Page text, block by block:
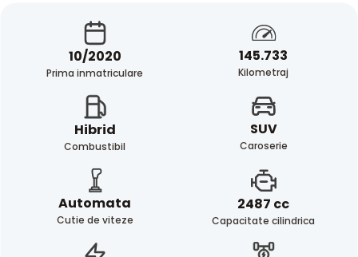
10/2020
Prima inmatriculare
145.733
Kilometraj
Hibrid
Combustibil
SUV
Caroserie
Automata
Cutie de viteze
2487 cc
Capacitate cilindrica